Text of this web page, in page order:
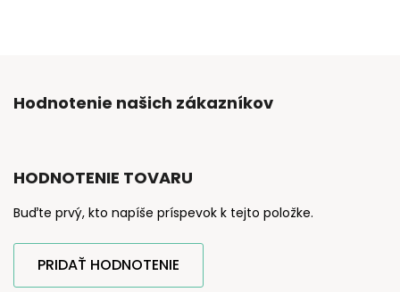
Hodnotenie našich zákazníkov
HODNOTENIE TOVARU
Buďte prvý, kto napíše príspevok k tejto položke.
PRIDAŤ HODNOTENIE